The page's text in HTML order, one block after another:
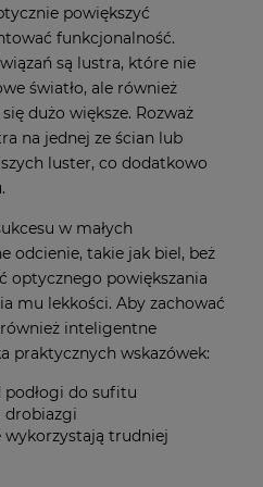
powiększyć
funkcjonalność.
są lustra, które nie
światło, ale również
dużo większe. Rozważ
na jednej ze ścian lub
luster, co dodatkowo
w małych
odcienie, takie jak biel, beż
optycznego powiększania
mu lekkości. Aby zachować
inteligentne
praktycznych wskazówek:
podłogi do sufitu
drobiazgi
wykorzystają trudniej